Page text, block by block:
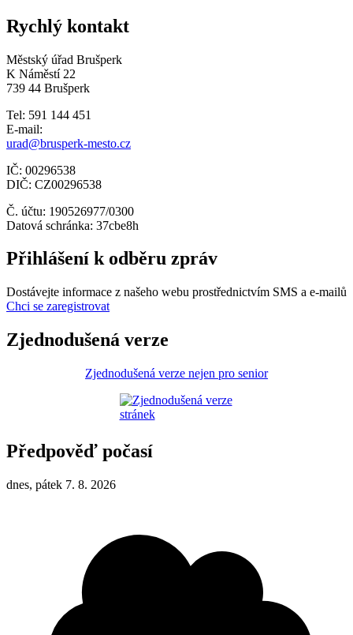
Rychlý kontakt
Městský úřad Brušperk
K Náměstí 22
739 44 Brušperk
Tel: 591 144 451
E-mail:
urad@brusperk-mesto.cz
IČ: 00296538
DIČ: CZ00296538
Č. účtu: 190526977/0300
Datová schránka: 37cbe8h
Přihlášení k odběru zpráv
Dostávejte informace z našeho webu prostřednictvím SMS a e-mailů
Chci se zaregistrovat
Zjednodušená verze
Zjednodušená verze nejen pro senior
Předpověď počasí
dnes, pátek 7. 8. 2026